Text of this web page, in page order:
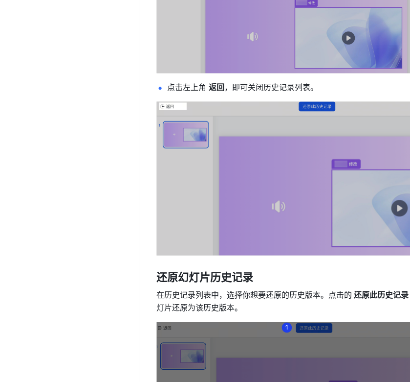
点击左上角 返回，即可关闭历史记录列表。
还原幻灯片历史记录
在历史记录列表中，选择你想要还原的历史版本。点击的 还原此历史记录
灯片还原为该历史版本。